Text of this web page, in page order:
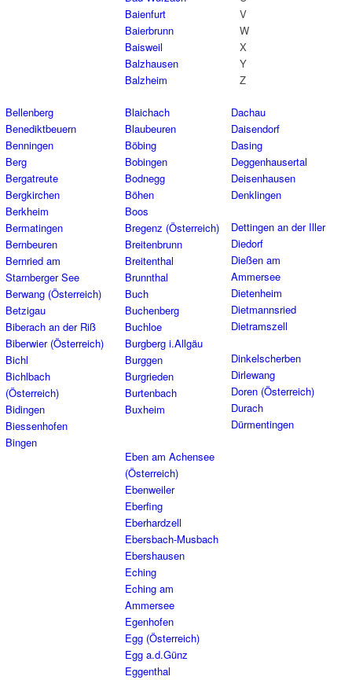
Baienfurt
Baierbrunn
Baisweil
Balzhausen
Balzheim
Bellenberg
Benediktbeuern
Benningen
Berg
Bergatreute
Bergkirchen
Berkheim
Bermatingen
Bernbeuren
Bernried am
Starnberger See
Berwang (Österreich)
Betzigau
Biberach an der Riß
Biberwier (Österreich)
Bichl
Bichlbach
(Österreich)
Bidingen
Biessenhofen
Bingen
Blaichach
Blaubeuren
Böbing
Bobingen
Bodnegg
Böhen
Boos
Bregenz (Österreich)
Breitenbrunn
Breitenthal
Brunnthal
Buch
Buchenberg
Buchloe
Burgberg i.Allgäu
Burggen
Burgrieden
Burtenbach
Buxheim
Dachau
Daisendorf
Dasing
Deggenhausertal
Deisenhausen
Denklingen
Dettingen an der Iller
Diedorf
Dießen am
Ammersee
Dietenheim
Dietmannsried
Dietramszell
Dinkelscherben
Dirlewang
Doren (Österreich)
Durach
Dürmentingen
Eben am Achensee
(Österreich)
Ebenweiler
Eberfing
Eberhardzell
Ebersbach-Musbach
Ebershausen
Eching
Eching am
Ammersee
Egenhofen
Egg (Österreich)
Egg a.d.Günz
Eggenthal
V
W
X
Y
Z